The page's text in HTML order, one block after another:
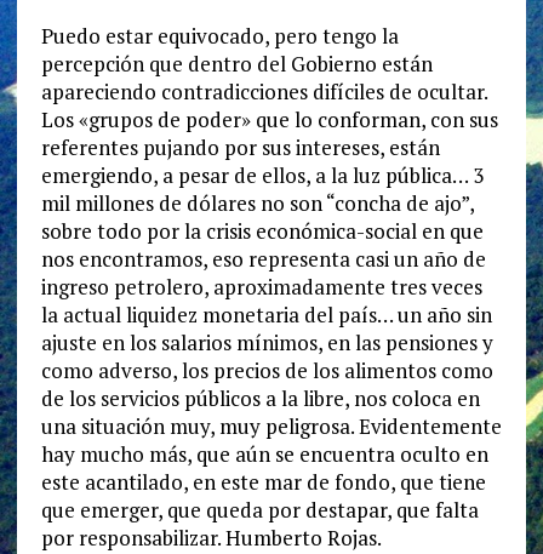
Puedo estar equivocado, pero tengo la
percepción que dentro del Gobierno están
apareciendo contradicciones difíciles de ocultar.
Los «grupos de poder» que lo conforman, con sus
referentes pujando por sus intereses, están
emergiendo, a pesar de ellos, a la luz pública… 3
mil millones de dólares no son “concha de ajo”,
sobre todo por la crisis económica-social en que
nos encontramos, eso representa casi un año de
ingreso petrolero, aproximadamente tres veces
la actual liquidez monetaria del país… un año sin
ajuste en los salarios mínimos, en las pensiones y
como adverso, los precios de los alimentos como
de los servicios públicos a la libre, nos coloca en
una situación muy, muy peligrosa. Evidentemente
hay mucho más, que aún se encuentra oculto en
este acantilado, en este mar de fondo, que tiene
que emerger, que queda por destapar, que falta
por responsabilizar. Humberto Rojas.